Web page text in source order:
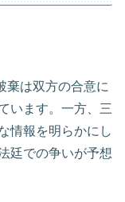
棄は双方の合意に
います。一方、三
情報を明らかにし
廷での争いが予想